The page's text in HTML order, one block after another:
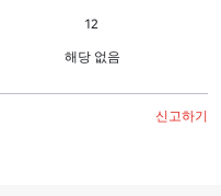
12
해당 없음
신고하기